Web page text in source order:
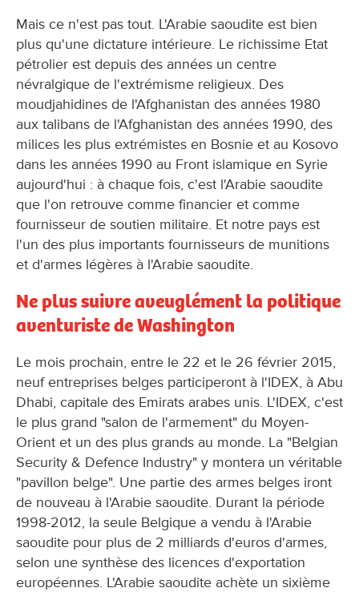
Mais ce n'est pas tout. L'Arabie saoudite est bien
plus qu'une dictature intérieure. Le richissime Etat
pétrolier est depuis des années un centre
névralgique de l'extrémisme religieux. Des
moudjahidines de l'Afghanistan des années 1980
aux talibans de l'Afghanistan des années 1990, des
milices les plus extrémistes en Bosnie et au Kosovo
dans les années 1990 au Front islamique en Syrie
aujourd'hui : à chaque fois, c'est l'Arabie saoudite
que l'on retrouve comme financier et comme
fournisseur de soutien militaire. Et notre pays est
l'un des plus importants fournisseurs de munitions
et d'armes légères à l'Arabie saoudite.
Ne plus suivre aveuglément la politique
aventuriste de Washington
Le mois prochain, entre le 22 et le 26 février 2015,
neuf entreprises belges participeront à l'IDEX, à Abu
Dhabi, capitale des Emirats arabes unis. L'IDEX, c'est
le plus grand "salon de l'armement" du Moyen-
Orient et un des plus grands au monde. La "Belgian
Security & Defence Industry" y montera un véritable
"pavillon belge". Une partie des armes belges iront
de nouveau à l'Arabie saoudite. Durant la période
1998-2012, la seule Belgique a vendu à l'Arabie
saoudite pour plus de 2 milliards d'euros d'armes,
selon une synthèse des licences d'exportation
européennes. L'Arabie saoudite achète un sixième